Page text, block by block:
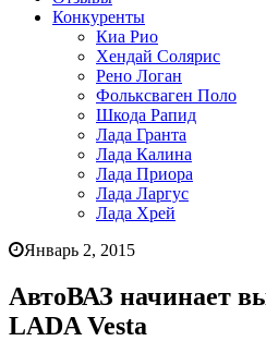
Конкуренты
Киа Рио
Хендай Солярис
Рено Логан
Фольксваген Поло
Шкода Рапид
Лада Гранта
Лада Калина
Лада Приора
Лада Ларгус
Лада Хрей
Январь 2, 2015
АвтоВАЗ начинает
LADA Vesta